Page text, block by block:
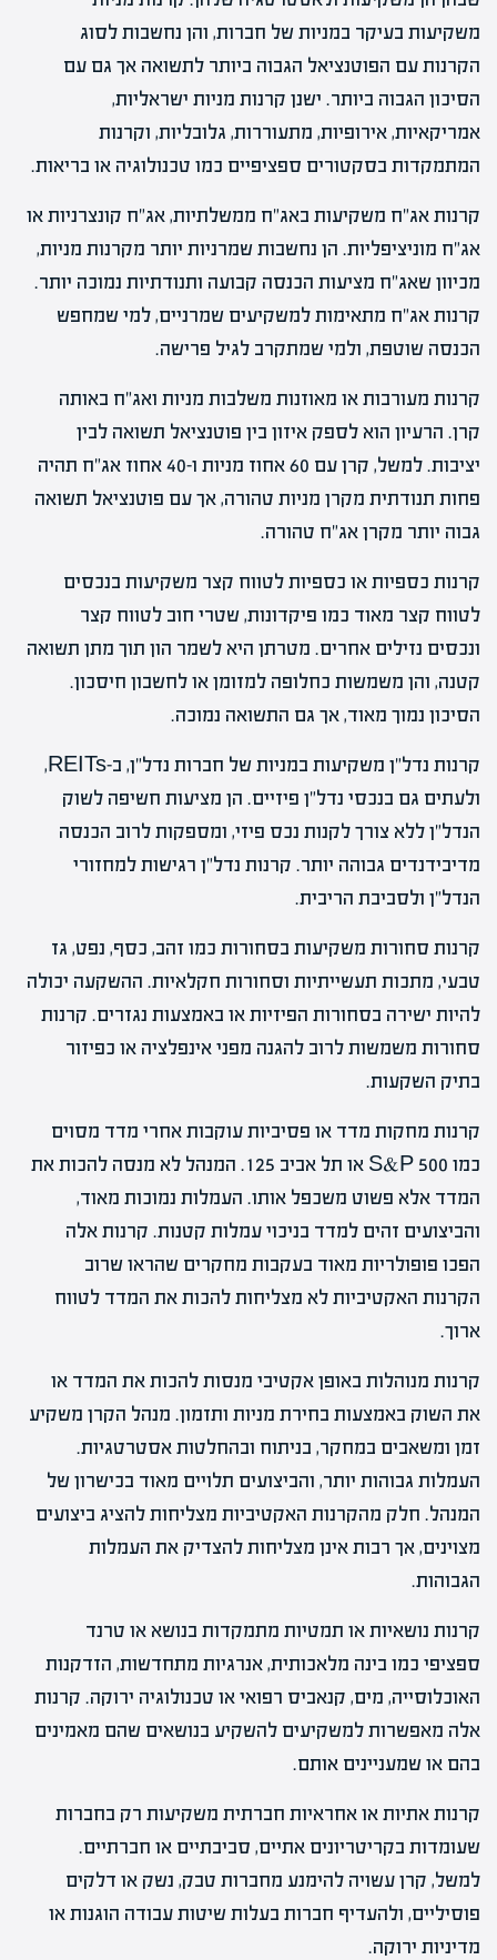
משקיעות בעיקר במניות של חברות, והן נחשבות לסוג
הקרנות עם הפוטנציאל הגבוה ביותר לתשואה אך גם עם
הסיכון הגבוה ביותר. ישנן קרנות מניות ישראליות,
אמריקאיות, אירופיות, מתעוררות, גלובליות, וקרנות
המתמקדות בסקטורים ספציפיים כמו טכנולוגיה או בריאות.
קרנות אג"ח משקיעות באג"ח ממשלתיות, אג"ח קונצרניות או
אג"ח מוניציפליות. הן נחשבות שמרניות יותר מקרנות מניות,
מכיוון שאג"ח מציעות הכנסה קבועה ותנודתיות נמוכה יותר.
קרנות אג"ח מתאימות למשקיעים שמרניים, למי שמחפש
הכנסה שוטפת, ולמי שמתקרב לגיל פרישה.
קרנות מעורבות או מאוזנות משלבות מניות ואג"ח באותה
קרן. הרעיון הוא לספק איזון בין פוטנציאל תשואה לבין
יציבות. למשל, קרן עם 60 אחוז מניות ו-40 אחוז אג"ח תהיה
פחות תנודתית מקרן מניות טהורה, אך עם פוטנציאל תשואה
גבוה יותר מקרן אג"ח טהורה.
קרנות כספיות או כספיות לטווח קצר משקיעות בנכסים
לטווח קצר מאוד כמו פיקדונות, שטרי חוב לטווח קצר
ונכסים נזילים אחרים. מטרתן היא לשמר הון תוך מתן תשואה
קטנה, והן משמשות כחלופה למזומן או לחשבון חיסכון.
הסיכון נמוך מאוד, אך גם התשואה נמוכה.
קרנות נדל"ן משקיעות במניות של חברות נדל"ן, ב-REITs,
ולעתים גם בנכסי נדל"ן פיזיים. הן מציעות חשיפה לשוק
הנדל"ן ללא צורך לקנות נכס פיזי, ומספקות לרוב הכנסה
מדיבידנדים גבוהה יותר. קרנות נדל"ן רגישות למחזורי
הנדל"ן ולסביבת הריבית.
קרנות סחורות משקיעות בסחורות כמו זהב, כסף, נפט, גז
טבעי, מתכות תעשייתיות וסחורות חקלאיות. ההשקעה יכולה
להיות ישירה בסחורות הפיזיות או באמצעות נגזרים. קרנות
סחורות משמשות לרוב להגנה מפני אינפלציה או כפיזור
בתיק השקעות.
קרנות מחקות מדד או פסיביות עוקבות אחרי מדד מסוים
כמו S&P 500 או תל אביב 125. המנהל לא מנסה להכות את
המדד אלא פשוט משכפל אותו. העמלות נמוכות מאוד,
והביצועים זהים למדד בניכוי עמלות קטנות. קרנות אלה
הפכו פופולריות מאוד בעקבות מחקרים שהראו שרוב
הקרנות האקטיביות לא מצליחות להכות את המדד לטווח
ארוך.
קרנות מנוהלות באופן אקטיבי מנסות להכות את המדד או
את השוק באמצעות בחירת מניות ותזמון. מנהל הקרן משקיע
זמן ומשאבים במחקר, בניתוח ובהחלטות אסטרטגיות.
העמלות גבוהות יותר, והביצועים תלויים מאוד בכישרון של
המנהל. חלק מהקרנות האקטיביות מצליחות להציג ביצועים
מצוינים, אך רבות אינן מצליחות להצדיק את העמלות
הגבוהות.
קרנות נושאיות או תמטיות מתמקדות בנושא או טרנד
ספציפי כמו בינה מלאכותית, אנרגיות מתחדשות, הזדקנות
האוכלוסייה, מים, קנאביס רפואי או טכנולוגיה ירוקה. קרנות
אלה מאפשרות למשקיעים להשקיע בנושאים שהם מאמינים
בהם או שמעניינים אותם.
קרנות אתיות או אחראיות חברתית משקיעות רק בחברות
שעומדות בקריטריונים אתיים, סביבתיים או חברתיים.
למשל, קרן עשויה להימנע מחברות טבק, נשק או דלקים
פוסיליים, ולהעדיף חברות בעלות שיטות עבודה הוגנות או
מדיניות ירוקה.